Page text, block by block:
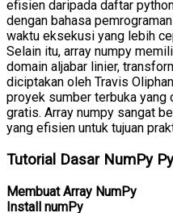
efisien daripada daftar
dengan bahasa
waktu eksekusi yang lebih
Selain itu, array numpy
domain aljabar linier,
diciptakan oleh Travis
proyek sumber terbuka yang
gratis. Array numpy sangat
yang efisien untuk tujuan
Tutorial Dasar NumPy
Membuat Array NumPy
Install numPy